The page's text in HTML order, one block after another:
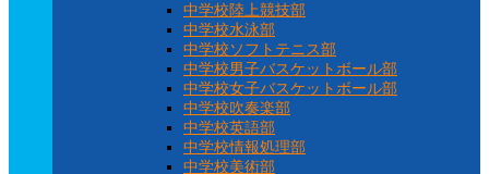
中学校陸上競技部
中学校水泳部
中学校ソフトテニス部
中学校男子バスケットボール部
中学校女子バスケットボール部
中学校吹奏楽部
中学校英語部
中学校情報処理部
中学校美術部